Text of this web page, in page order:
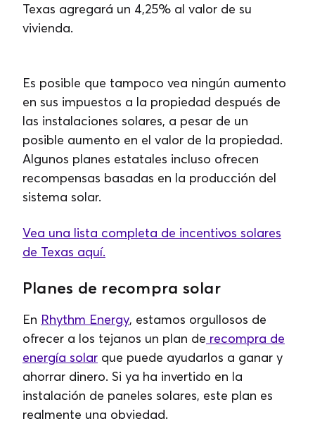
Texas agregará un 4,25% al ​​valor de su
vivienda.
Es posible que tampoco vea ningún aumento
en sus impuestos a la propiedad después de
las instalaciones solares, a pesar de un
posible aumento en el valor de la propiedad.
Algunos planes estatales incluso ofrecen
recompensas basadas en la producción del
sistema solar.
Vea una lista completa de incentivos solares
de Texas aquí.
Planes de recompra solar
En Rhythm Energy, estamos orgullosos de
ofrecer a los tejanos un plan de recompra de
energía solar que puede ayudarlos a ganar y
ahorrar dinero. Si ya ha invertido en la
instalación de paneles solares, este plan es
realmente una obviedad.